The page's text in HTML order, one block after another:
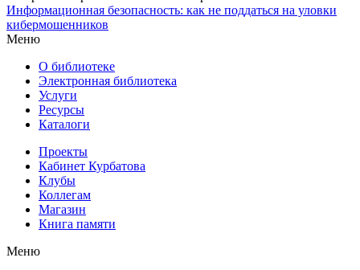
Информационная безопасность: как не поддаться на уловки
кибермошенников
Меню
О библиотеке
Электронная библиотека
Услуги
Ресурсы
Каталоги
Проекты
Кабинет Курбатова
Клубы
Коллегам
Магазин
Книга памяти
Меню